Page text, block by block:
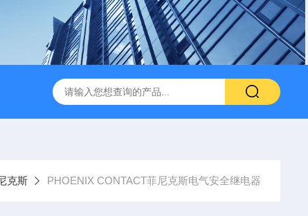
海德汉角度编码器全系列介绍 0631-053BARKSDALE
克斯 PHOENIX CONTACT菲尼克斯电气安全继电器